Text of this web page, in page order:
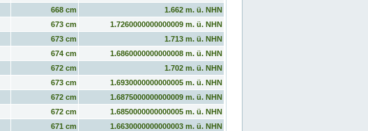
668 cm
1.662 m. ü. NHN
673 cm
1.7260000000000009 m. ü. NHN
673 cm
1.713 m. ü. NHN
674 cm
1.6860000000000008 m. ü. NHN
672 cm
1.702 m. ü. NHN
673 cm
1.6930000000000005 m. ü. NHN
672 cm
1.6875000000000009 m. ü. NHN
672 cm
1.6850000000000005 m. ü. NHN
671 cm
1.6630000000000003 m. ü. NHN